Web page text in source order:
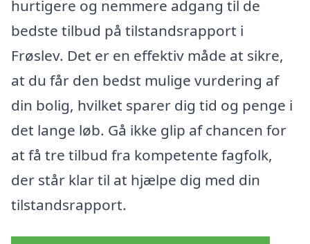
hurtigere og nemmere adgang til de
bedste tilbud på tilstandsrapport i
Frøslev. Det er en effektiv måde at sikre,
at du får den bedst mulige vurdering af
din bolig, hvilket sparer dig tid og penge i
det lange løb. Gå ikke glip af chancen for
at få tre tilbud fra kompetente fagfolk,
der står klar til at hjælpe dig med din
tilstandsrapport.